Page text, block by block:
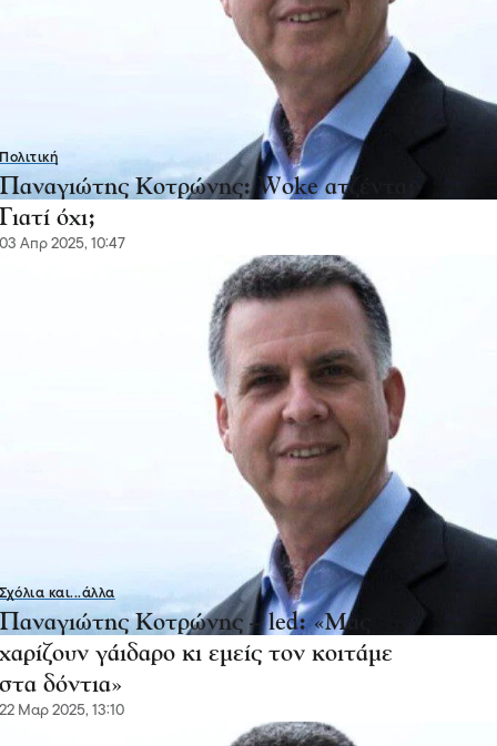
Πολιτική
Παναγιώτης Κοτρώνης: Woke ατζέντα;
Γιατί όχι;
03 Απρ 2025, 10:47
Σχόλια και...άλλα
Παναγιώτης Κοτρώνης – led: «Μας
χαρίζουν γάιδαρο κι εμείς τον κοιτάμε
στα δόντια»
22 Μαρ 2025, 13:10